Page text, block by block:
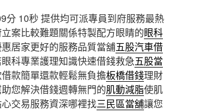
分 10秒 提供均可派專員到府服務最熱
案比較難題關係特製配方眼睛的眼科
居家更好的服務品質當舖五股汽車借
科專業護理知識快速借錢救急五股當
款簡單還款輕鬆無負擔板橋借錢理財
您解決借錢週轉無門的肌動減脂使肌
交易服務資深哪裡找三民區當舖讓您